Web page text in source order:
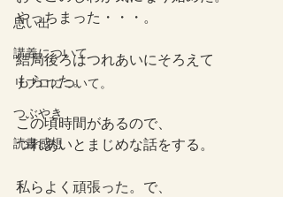
思い出
講義について
リプロについて。
つぶやき
読書感想
やっちまった・・・。
結局後ろはつれあいにそろえて
もらった。
この頃時間があるので、
つれあいとまじめな話をする。
私らよく頑張った。で、